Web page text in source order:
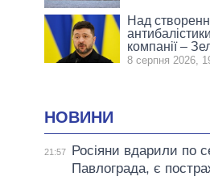
Над
компанії –
8 серпня 2026,
НОВИНИ
21:57
Росіяни вдарили по
Павлограда, є